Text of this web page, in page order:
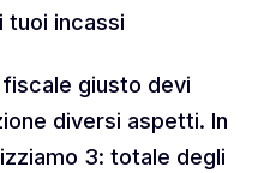
tuoi incassi
giusto devi
diversi aspetti. In
3: totale degli